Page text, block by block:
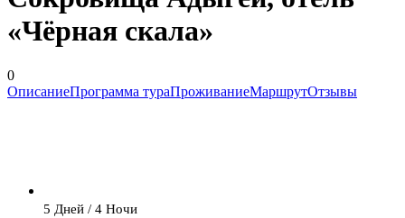
«Чёрная скала»
0
ОписаниеПрограмма тураПроживаниеМаршрутОтзывы
5 Дней / 4 Ночи